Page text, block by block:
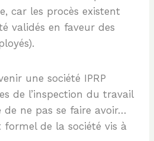
car les procès existent
validés en faveur des
une société IPRP
de l’inspection du travail
de ne pas se faire avoir…
formel de la société vis à